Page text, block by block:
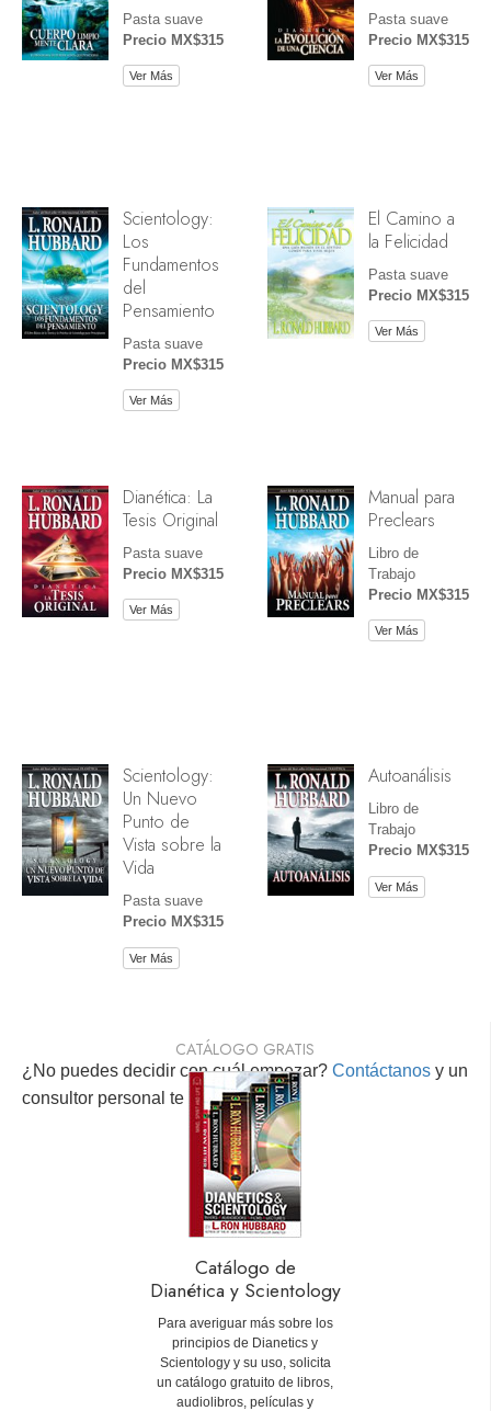
Pasta suave
Precio MX$315
Ver Más
Pasta suave
Precio MX$315
Ver Más
Scientology:
Los
Fundamentos
del
Pensamiento
Pasta suave
Precio MX$315
Ver Más
El Camino a
la Felicidad
Pasta suave
Precio MX$315
Ver Más
Dianética: La
Tesis Original
Pasta suave
Precio MX$315
Ver Más
Manual para
Preclears
Libro de
Trabajo
Precio MX$315
Ver Más
Scientology:
Un Nuevo
Punto de
Vista sobre la
Vida
Pasta suave
Precio MX$315
Ver Más
Autoanálisis
Libro de
Trabajo
Precio MX$315
Ver Más
¿No puedes decidir con cuál empezar? Contáctanos y un
consultor personal te ayudará.
CATÁLOGO GRATIS
Catálogo de
Dianética y Scientology
Para averiguar más sobre los
principios de Dianetics y
Scientology y su uso, solicita
un catálogo gratuito de libros,
audiolibros, películas y